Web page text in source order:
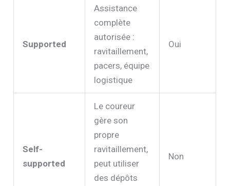
Supported
Assistance
complète
autorisée :
ravitaillement,
pacers, équipe
logistique
Oui
Self-
supported
Le coureur
gère son
propre
ravitaillement,
peut utiliser
des dépôts
Non